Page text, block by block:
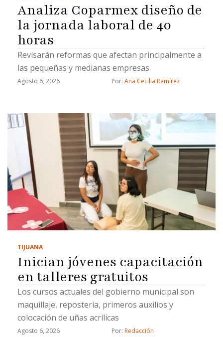
Analiza Coparmex diseño de
la jornada laboral de 40
horas
Revisarán reformas que afectan principalmente a
las pequeñas y medianas empresas
Agosto 6, 2026 Por: Ana Cecilia Ramírez
TIJUANA
Inician jóvenes capacitación
en talleres gratuitos
Los cursos actuales del gobierno municipal son
maquillaje, repostería, primeros auxilios y
colocación de uñas acrílicas
Agosto 6, 2026 Por: Redacción